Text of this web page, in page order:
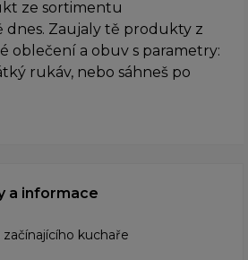
ze sortimentu
dnes. Zaujaly tě produkty z
oblečení a obuv s parametry:
rukáv, nebo sáhneš po
a informace
začínajícího kuchaře